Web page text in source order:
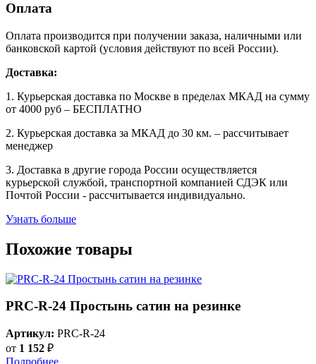
Оплата
Оплата производится при получении заказа, наличными или
банковской картой (условия действуют по всей России).
Доставка:
1. Курьерская доставка по Москве в пределах МКАД на сумму
от 4000 руб – БЕСПЛАТНО
2. Курьерская доставка за МКАД до 30 км. – рассчитывает
менеджер
3. Доставка в другие города России осуществляется
курьерской службой, транспортной компанией СДЭК или
Почтой России - рассчитывается индивидуально.
Узнать больше
Похожие товары
PRC-R-24 Простынь сатин на резинке
Артикул: PRC-R-24
от 1 152 ₽
Подробнее